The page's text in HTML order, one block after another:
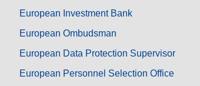
European Investment Bank
European Ombudsman
European Data Protection Supervisor
European Personnel Selection Office